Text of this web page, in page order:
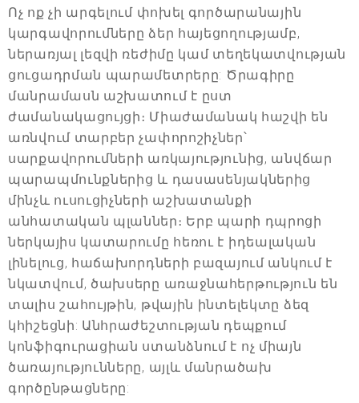
Ոչ ոք չի արգելում փոխել գործարանային
կարգավորումները ձեր հայեցողությամբ,
ներառյալ լեզվի ռեժիմը կամ տեղեկատվության
ցուցադրման պարամետրերը: Ծրագիրը
մանրամասն աշխատում է ըստ
ժամանակացույցի։ Միաժամանակ հաշվի են
առնվում տարբեր չափորոշիչներ՝
սարքավորումների առկայությունից, անվճար
պարապմունքներից և դասասենյակներից
մինչև ուսուցիչների աշխատանքի
անհատական պլաններ։ Երբ պարի դպրոցի
ներկայիս կատարումը հեռու է իդեալական
լինելուց, հաճախորդների բազայում անկում է
նկատվում, ծախսերը առաջնահերթություն են
տալիս շահույթին, թվային ինտելեկտը ձեզ
կհիշեցնի: Անհրաժեշտության դեպքում
կոնֆիգուրացիան ստանձնում է ոչ միայն
ծառայությունները, այլև մանրածախ
գործընթացները: